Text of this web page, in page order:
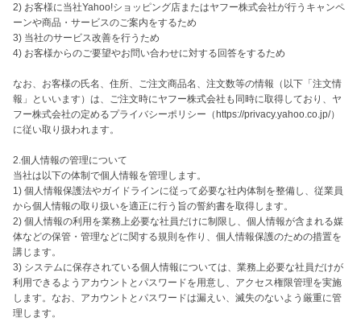
2) お客様に当社Yahoo!ショッピング店またはヤフー株式会社が行うキャンペ
ーンや商品・サービスのご案内をするため
3) 当社のサービス改善を行うため
4) お客様からのご要望やお問い合わせに対する回答をするため
なお、お客様の氏名、住所、ご注文商品名、注文数等の情報（以下「注文情
報」といいます）は、ご注文時にヤフー株式会社も同時に取得しており、ヤ
フー株式会社の定めるプライバシーポリシー（https://privacy.yahoo.co.jp/）
に従い取り扱われます。
2.個人情報の管理について
当社は以下の体制で個人情報を管理します。
1) 個人情報保護法やガイドラインに従って必要な社内体制を整備し、従業員
から個人情報の取り扱いを適正に行う旨の誓約書を取得します。
2) 個人情報の利用を業務上必要な社員だけに制限し、個人情報が含まれる媒
体などの保管・管理などに関する規則を作り、個人情報保護のための措置を
講じます。
3) システムに保存されている個人情報については、業務上必要な社員だけが
利用できるようアカウントとパスワードを用意し、アクセス権限管理を実施
します。なお、アカウントとパスワードは漏えい、滅失のないよう厳重に管
理します。